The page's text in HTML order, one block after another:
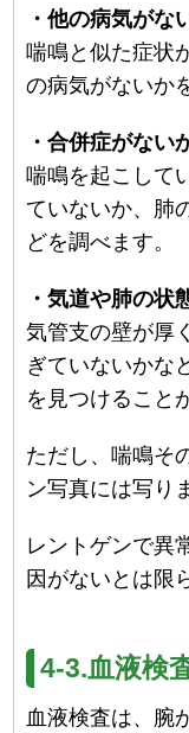
・他の病気がな
喘鳴と似た症状
の病気がないか
・合併症がない
喘鳴を起こして
ていないか、肺
どを調べます。
・気道や肺の状
気管支の壁が厚
ぎていないかな
を見つけること
ただし、喘鳴そ
ン写真には写り
レントゲンで異
因がないとは限
4-3.血液検
血液検査は、腕